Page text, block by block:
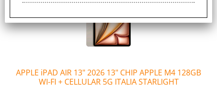
APPLE iPAD AIR 13" 2026 13" CHIP APPLE M4 128GB
WI-FI + CELLULAR 5G ITALIA STARLIGHT